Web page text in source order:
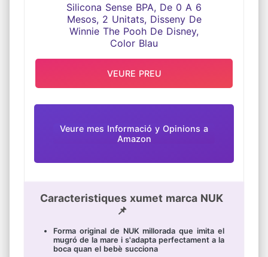
COLOR BLAU
Veure mes Informació y Opinions a
Amazon
Caracteristiques xumet marca NUK
📌
Forma original de NUK millorada que imita el
mugró de la mare i s'adapta perfectament a la
boca quan el bebè succiona
VEURE PREU